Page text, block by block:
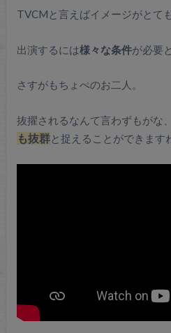
TVCMと言えばイメージがとて
出演するには様々な条件が必要
さすがもちょぺのお二人。
抜擢されるなんて言わずもがな
も抜群と捉えることができます